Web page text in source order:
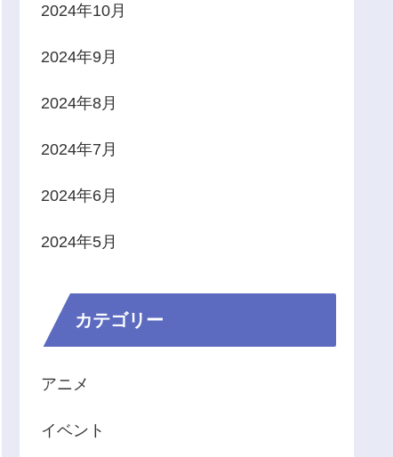
2024年10月
2024年9月
2024年8月
2024年7月
2024年6月
2024年5月
カテゴリー
アニメ
イベント